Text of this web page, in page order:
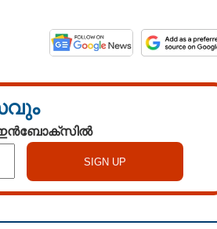
ഇൻബോക്സിൽ